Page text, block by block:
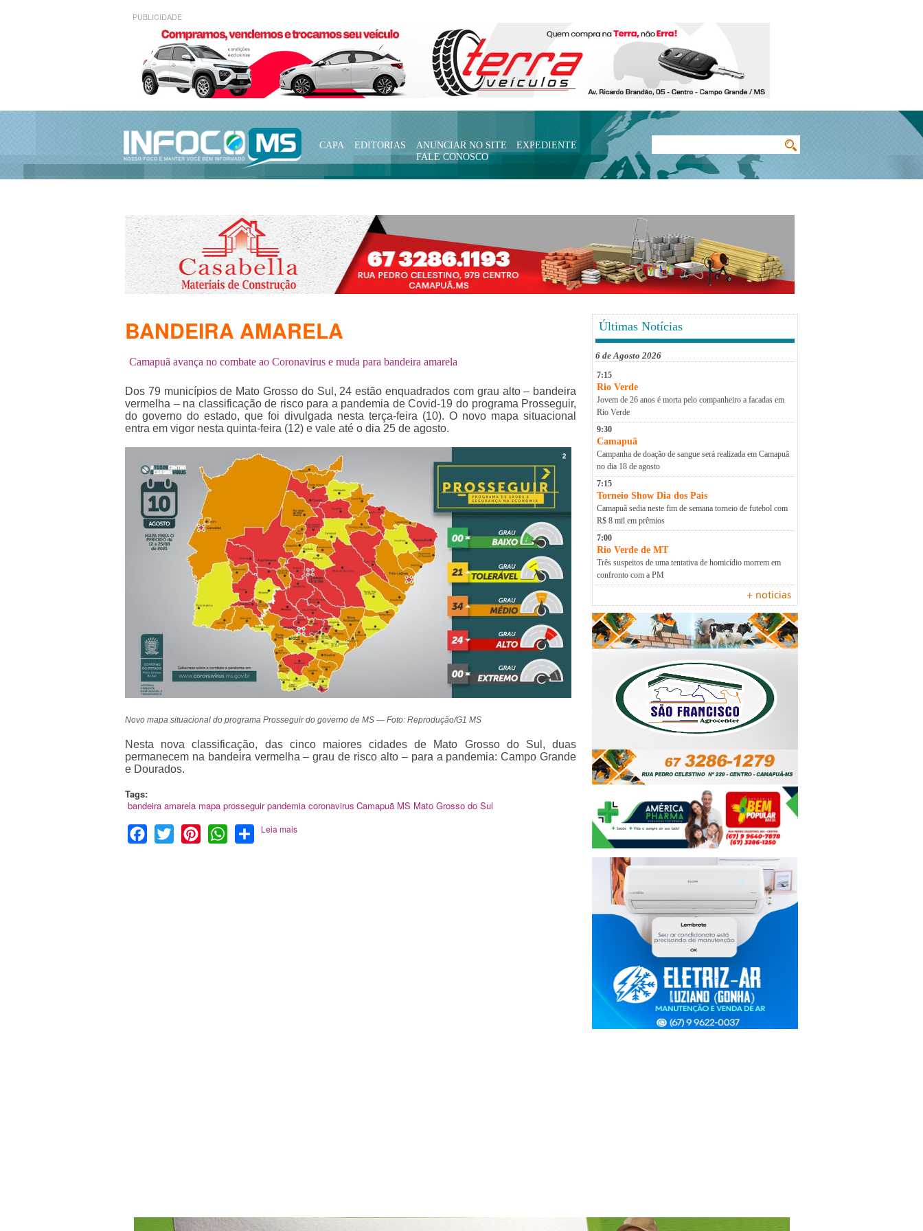
PUBLICIDADE
CAPA EDITORIAS ANUNCIAR NO SITE
EXPEDIENTE
FALE CONOSCO
Últimas Notícias
6 de Agosto 2026
7:15
Rio Verde
Jovem de 26 anos é morta pelo companheiro a facadas em
Rio Verde
9:30
Camapuã
Campanha de doação de sangue será realizada em Camapuã
no dia 18 de agosto
7:15
Torneio Show Dia dos Pais
Camapuã sedia neste fim de semana torneio de futebol com
R$ 8 mil em prêmios
7:00
Rio Verde de MT
Três suspeitos de uma tentativa de homicídio morrem em
confronto com a PM
+ noticias
BANDEIRA AMARELA
Camapuã avança no combate ao Coronavirus e muda para bandeira amarela
Dos 79 municípios de Mato Grosso do Sul, 24 estão enquadrados com grau alto – bandeira
vermelha – na classificação de risco para a pandemia de Covid-19 do programa Prosseguir,
do governo do estado, que foi divulgada nesta terça-feira (10). O novo mapa situacional
entra em vigor nesta quinta-feira (12) e vale até o dia 25 de agosto.
Novo mapa situacional do programa Prosseguir do governo de MS — Foto: Reprodução/G1 MS
Nesta nova classificação, das cinco maiores cidades de Mato Grosso do Sul, duas
permanecem na bandeira vermelha – grau de risco alto – para a pandemia: Campo Grande
e Dourados.
Tags:
bandeira amarela mapa prosseguir pandemia coronavirus Camapuã MS Mato Grosso do Sul
Facebook
Twitter PinterestWhatsApp
Share
Leia mais